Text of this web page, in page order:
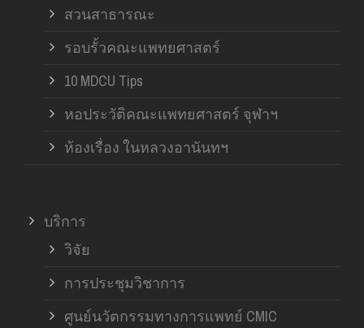
สวนสาธารณะ
รอบรั้วคณะแพทยศาสตร์
10 MDCU Tips
หอประวัติคณะแพทยศาสตร์ จุฬาฯ
ห้องเรื่อง ในหลวงอานันทฯ
บริการ
วิจัย
การประชุมวิชาการ
ศูนย์นวัตกรรมทางการแพทย์ CMIC